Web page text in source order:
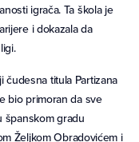
igrača. Ta škola je
i dokazala da
čudesna titula Partizana
bio primoran da sve
španskom gradu
Željkom Obradovićem i